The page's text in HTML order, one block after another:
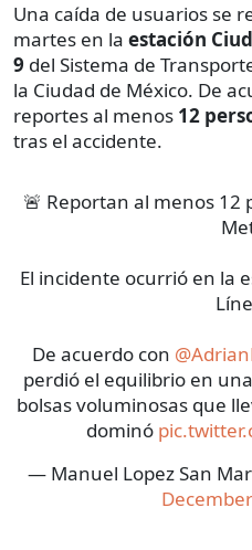
Una caída de usuarios se
martes en la estación
9 del Sistema de
la Ciudad de México. De
reportes al menos 12
tras el accidente.
🚨 Reportan al menos 12
El incidente ocurrió en la
De acuerdo con
perdió el equilibrio en
bolsas voluminosas que
dominó
— Manuel Lopez San